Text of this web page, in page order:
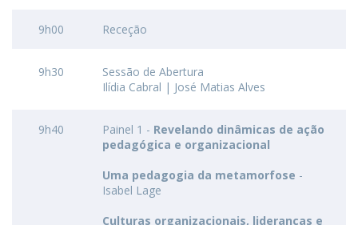
9h00 Receção
9h30
Sessão de Abertura
Ilídia Cabral | José Matias Alves
9h40 Painel 1 - Revelando dinâmicas de ação
pedagógica e organizacional
Uma pedagogia da metamorfose -
Isabel Lage
Culturas organizacionais, lideranças e